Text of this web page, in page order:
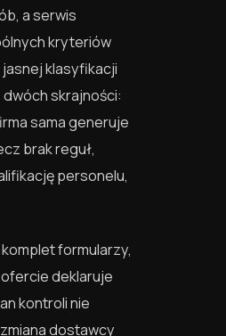
a serwis
kryteriów
klasyfikacji
skrajności:
sama generuje
brak reguł,
personelu,
formularzy,
deklaruje
kontroli nie
dostawcy